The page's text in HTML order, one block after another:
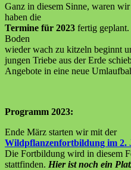
Ganz in diesem Sinne, waren
haben die
Termine für 2023 fertig
Boden
wieder wach zu kitzeln beginnt
jungen Triebe aus der Erde
Angebote in eine neue
Programm 2023:
Ende März starten wir mit der
Wildpflanzenfortbildung im 2.
Die Fortbildung wird in diesem
stattfinden. Hier ist noch ein